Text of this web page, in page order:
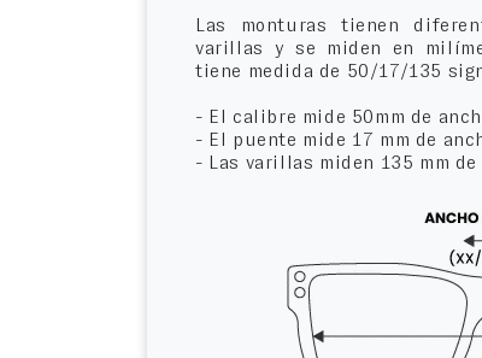
Las monturas tienen
varillas y se miden en
tiene medida de 50/17/135
- El calibre mide 50mm de
- El puente mide 17 mm de
- Las varillas miden 135 mm de